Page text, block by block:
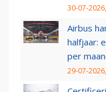
30-07-
Airbus
halfjaar:
per
29-07-